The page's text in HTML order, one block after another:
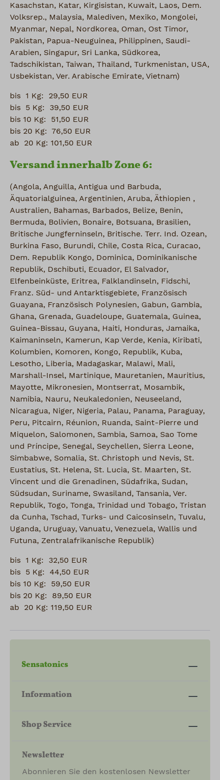
Kasachstan, Katar, Kirgisistan, Kuwait, Laos, Dem.
Volksrep., Malaysia, Malediven, Mexiko, Mongolei,
Myanmar, Nepal, Nordkorea, Oman, Ost Timor,
Pakistan, Papua-Neuguinea, Philippinen, Saudi-
Arabien, Singapur, Sri Lanka, Südkorea,
Tadschikistan, Taiwan, Thailand, Turkmenistan, USA,
Usbekistan, Ver. Arabische Emirate, Vietnam)
bis 1 Kg: 29,50 EUR
bis 5 Kg: 39,50 EUR
bis 10 Kg: 51,50 EUR
bis 20 Kg: 76,50 EUR
ab 20 Kg: 101,50 EUR
Versand innerhalb Zone 6:
(Angola, Anguilla, Antigua und Barbuda,
Äquatorialguinea, Argentinien, Aruba, Äthiopien ,
Australien, Bahamas, Barbados, Belize, Benin,
Bermuda, Bolivien, Bonaire, Botsuana, Brasilien,
Britische Jungferninseln, Britische. Terr. Ind. Ozean,
Burkina Faso, Burundi, Chile, Costa Rica, Curacao,
Dem. Republik Kongo, Dominica, Dominikanische
Republik, Dschibuti, Ecuador, El Salvador,
Elfenbeinküste, Eritrea, Falklandinseln, Fidschi,
Franz. Süd- und Antarktisgebiete, Französisch
Guayana, Französisch Polynesien, Gabun, Gambia,
Ghana, Grenada, Guadeloupe, Guatemala, Guinea,
Guinea-Bissau, Guyana, Haiti, Honduras, Jamaika,
Kaimaninseln, Kamerun, Kap Verde, Kenia, Kiribati,
Kolumbien, Komoren, Kongo, Republik, Kuba,
Lesotho, Liberia, Madagaskar, Malawi, Mali,
Marshall-Insel, Martinique, Mauretanien, Mauritius,
Mayotte, Mikronesien, Montserrat, Mosambik,
Namibia, Nauru, Neukaledonien, Neuseeland,
Nicaragua, Niger, Nigeria, Palau, Panama, Paraguay,
Peru, Pitcairn, Réunion, Ruanda, Saint-Pierre und
Miquelon, Salomonen, Sambia, Samoa, Sao Tome
und Príncipe, Senegal, Seychellen, Sierra Leone,
Simbabwe, Somalia, St. Christoph und Nevis, St.
Eustatius, St. Helena, St. Lucia, St. Maarten, St.
Vincent und die Grenadinen, Südafrika, Sudan,
Südsudan, Suriname, Swasiland, Tansania, Ver.
Republik, Togo, Tonga, Trinidad und Tobago, Tristan
da Cunha, Tschad, Turks- und Caicosinseln, Tuvalu,
Uganda, Uruguay, Vanuatu, Venezuela, Wallis und
Futuna, Zentralafrikanische Republik)
bis 1 Kg: 32,50 EUR
bis 5 Kg: 44,50 EUR
bis 10 Kg: 59,50 EUR
bis 20 Kg: 89,50 EUR
ab 20 Kg: 119,50 EUR
Sensatonics
Information
Shop Service
Newsletter
Abonnieren Sie den kostenlosen Newsletter